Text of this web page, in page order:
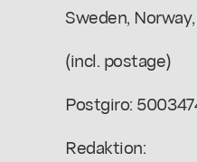
Sweden,
(incl. postage)
Postgiro:
Redaktion: